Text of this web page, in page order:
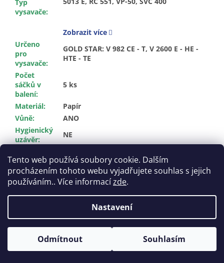
Tento web používá soubory cookie. Dalším
procházením tohoto webu vyjadřujete souhlas s jejich
používáním.. Více informacízde.
Nastavení
Odmítnout Souhlasím
Typ
vysavače:
Zobrazit více
Určeno
pro
vysavače:
GOLD STAR: V 982 CE - T, V 2600 E - HE -
HTE - TE
Počet
sáčků v
balení:
5 ks
Materiál:
Papír
Vůně:
ANO
Hygienický
uzávěr:
NE
Copyright 2026Pytlikydovysavace.cz. Všechna práva